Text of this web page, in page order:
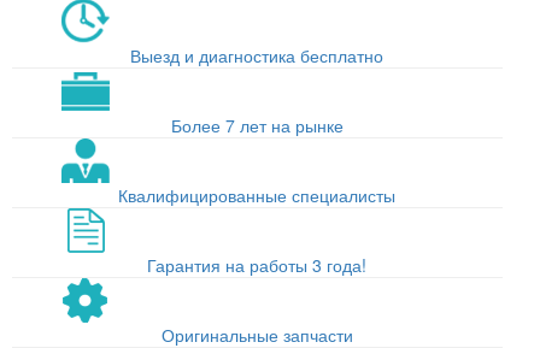
Выезд и диагностика бесплатно
Более 7 лет на рынке
Квалифицированные специалисты
Гарантия на работы 3 года!
Оригинальные запчасти